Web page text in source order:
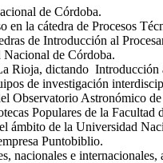
de Córdoba.
en la cátedra de Procesos
de Introducción al
de Córdoba.
Rioja, dictando
de investigación
Observatorio Astronómico
Populares de la
ámbito de la Universidad
Puntobiblio.
nacionales e